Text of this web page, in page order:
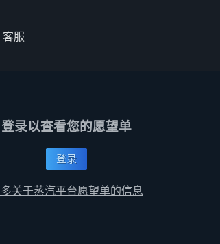
客服
登录以查看您的愿望单
登录
关于蒸汽平台愿望单的信息